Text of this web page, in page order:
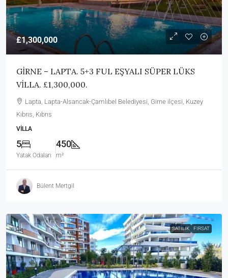
£1,300,000
GİRNE – LAPTA. 5+3 FUL EŞYALI SÜPER LÜKS
VİLLA. £1,300,000.
Lapta, Lapta-Alsancak-Çamlıbel Belediyesi, Girne ilçesi, Kuzey
Kıbrıs, Kıbrıs
VILLA
5
Yatak Odaları
450
m²
Bülent Mertgil
SATILIK FIRSAT